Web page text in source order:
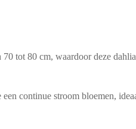
tot 80 cm, waardoor deze
continue stroom bloemen,